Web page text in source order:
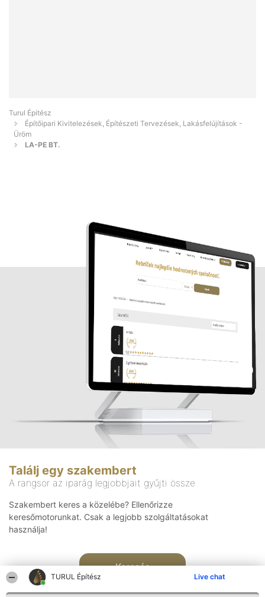
TURUL Építész Live chat
Turul Építész
Építőipari Kivitelezések, Építészeti Tervezések, Lakásfelújítások -
Üröm
LA-PE BT.
Találj egy szakembert
A rangsor az iparág legjobbjait gyűjti össze
Szakembert keres a közelébe? Ellenőrizze
keresőmotorunkat. Csak a legjobb szolgáltatásokat
használja!
Keresés